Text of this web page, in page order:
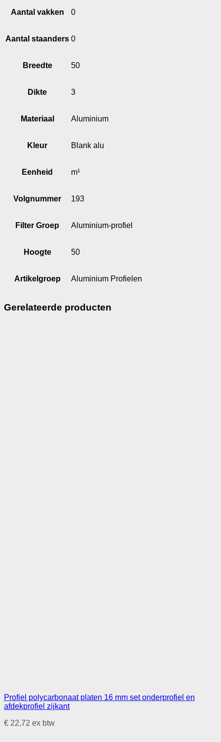
Aantal vakken 0
Aantal staanders 0
Breedte 50
Dikte 3
Materiaal Aluminium
Kleur Blank alu
Eenheid m¹
Volgnummer 193
Filter Groep Aluminium-profiel
Hoogte 50
Artikelgroep Aluminium Profielen
Gerelateerde producten
Profiel polycarbonaat platen 16 mm set onderprofiel en
afdekprofiel zijkant
€ 22,72 ex btw